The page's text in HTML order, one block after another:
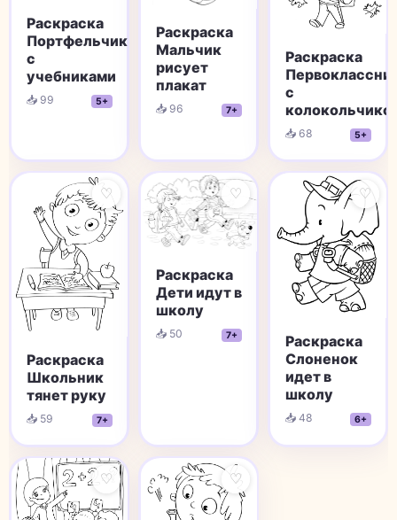
Раскраска
Портфельчик
с
учебниками
📥 99 5+
Раскраска
Мальчик
рисует
плакат
📥 96 7+
Раскраска
с
📥 68 5+
♡
Раскраска
Школьник
тянет руку
📥 59 7+
♡
Раскраска
Дети идут в
школу
📥 50 7+
♡
Раскраска
Слоненок
идет в
школу
📥 48 6+
♡ ♡